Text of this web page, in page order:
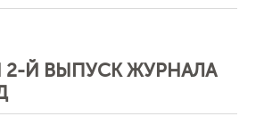
2-Й ВЫПУСК ЖУРНАЛА